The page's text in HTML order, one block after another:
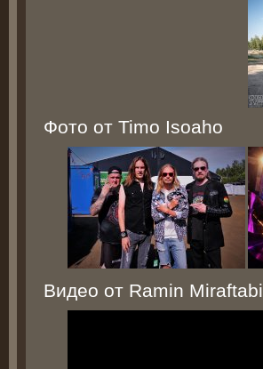
Фото от Timo Isoaho
Видео от Ramin Miraftabi